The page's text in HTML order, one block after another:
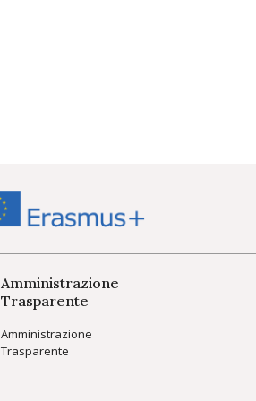
Amministrazione
Trasparente
Amministrazione
Trasparente